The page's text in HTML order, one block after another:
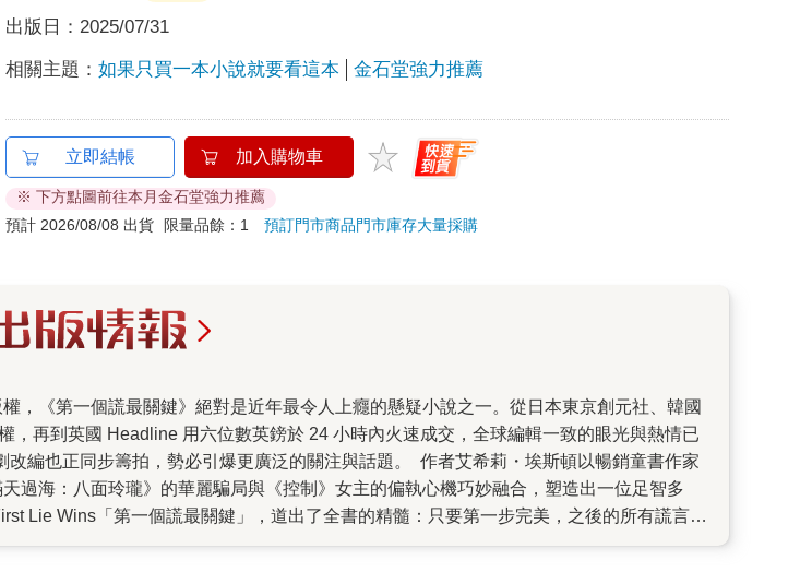
出版日： 2025/07/31
相關主題：如果只買一本小說就要看這本 金石堂強力推薦
立即結帳 加入購物車
※ 下方點圖前往本月金石堂強力推薦
預計 2026/08/08 出貨
限量品餘：1預訂門市商品門市庫存大量採購
再到英國 Headline 用六位數英鎊於 24 小時內火速成交，全球編輯一致的眼光與熱情已
編也正同步籌拍，勢必引爆更廣泛的關注與話題。 作者艾希莉・埃斯頓以暢銷童書作家
過海：八面玲瓏》的華麗騙局與《控制》女主的偏執心機巧妙融合，塑造出一位足智多
Lie Wins「第一個謊最關鍵」，道出了全書的精髓：只要第一步完美，之後的所有謊言便